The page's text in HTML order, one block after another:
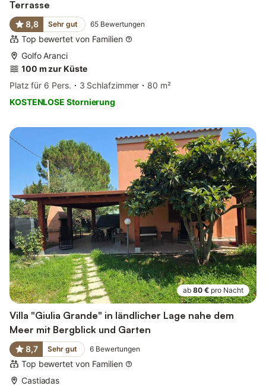
Terrasse
8,8 Sehr gut 65 Bewertungen
Top bewertet von Familien
Golfo Aranci
100 m zur Küste
Platz für 6 Pers.
3 Schlafzimmer
80 m²
KOSTENLOSE Stornierung
ab 80 € pro Nacht
Villa "Giulia Grande" in ländlicher Lage nahe dem
Meer mit Bergblick und Garten
8,7 Sehr gut 6 Bewertungen
Top bewertet von Familien
Castiadas